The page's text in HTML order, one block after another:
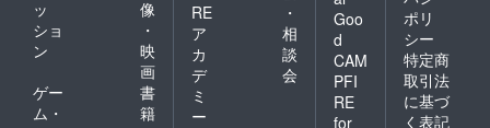
ッ
ショ
ン
像
・
映
画
ゲー
ム・
書
籍
RE
ア
カ
デ
ミ
ー
・
相
談
会
Goo
d
CAM
PFI
RE
for
ポリ
シー
特定商
取引法
に基づ
く表記